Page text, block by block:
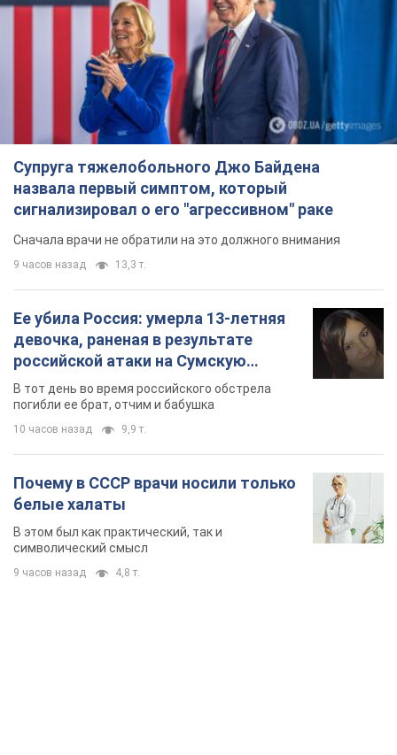
Супруга тяжелобольного Джо Байдена
назвала первый симптом, который
сигнализировал о его "агрессивном" раке
Сначала врачи не обратили на это должного внимания
9 часов назад 13,3 т.
Ее убила Россия: умерла 13-летняя
девочка, раненая в результате
российской атаки на Сумскую
область. Фото
В тот день во время российского обстрела
погибли ее брат, отчим и бабушка
10 часов назад 9,9 т.
Почему в СССР врачи носили только
белые халаты
В этом был как практический, так и
символический смысл
9 часов назад 4,8 т.